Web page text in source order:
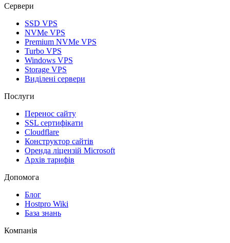
Сервери
SSD VPS
NVMe VPS
Premium NVMe VPS
Turbo VPS
Windows VPS
Storage VPS
Виділені сервери
Послуги
Перенос сайту
SSL сертифікати
Clоudflare
Конструктор сайтів
Оренда ліцензій Microsoft
Архів тарифів
Допомога
Блог
Hostpro Wiki
База знань
Компанія